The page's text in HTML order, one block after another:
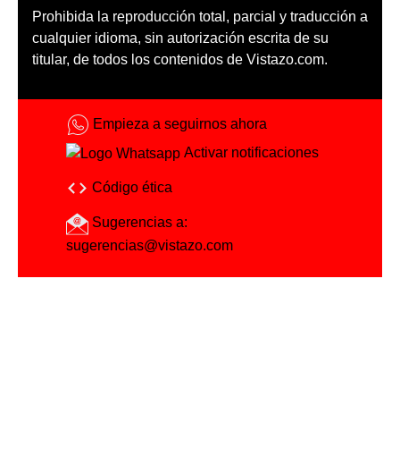
Prohibida la reproducción total, parcial y traducción a
cualquier idioma, sin autorización escrita de su
titular, de todos los contenidos de Vistazo.com.
Empieza a seguirnos ahora
Activar notificaciones
Código ética
Sugerencias a:
sugerencias@vistazo.com